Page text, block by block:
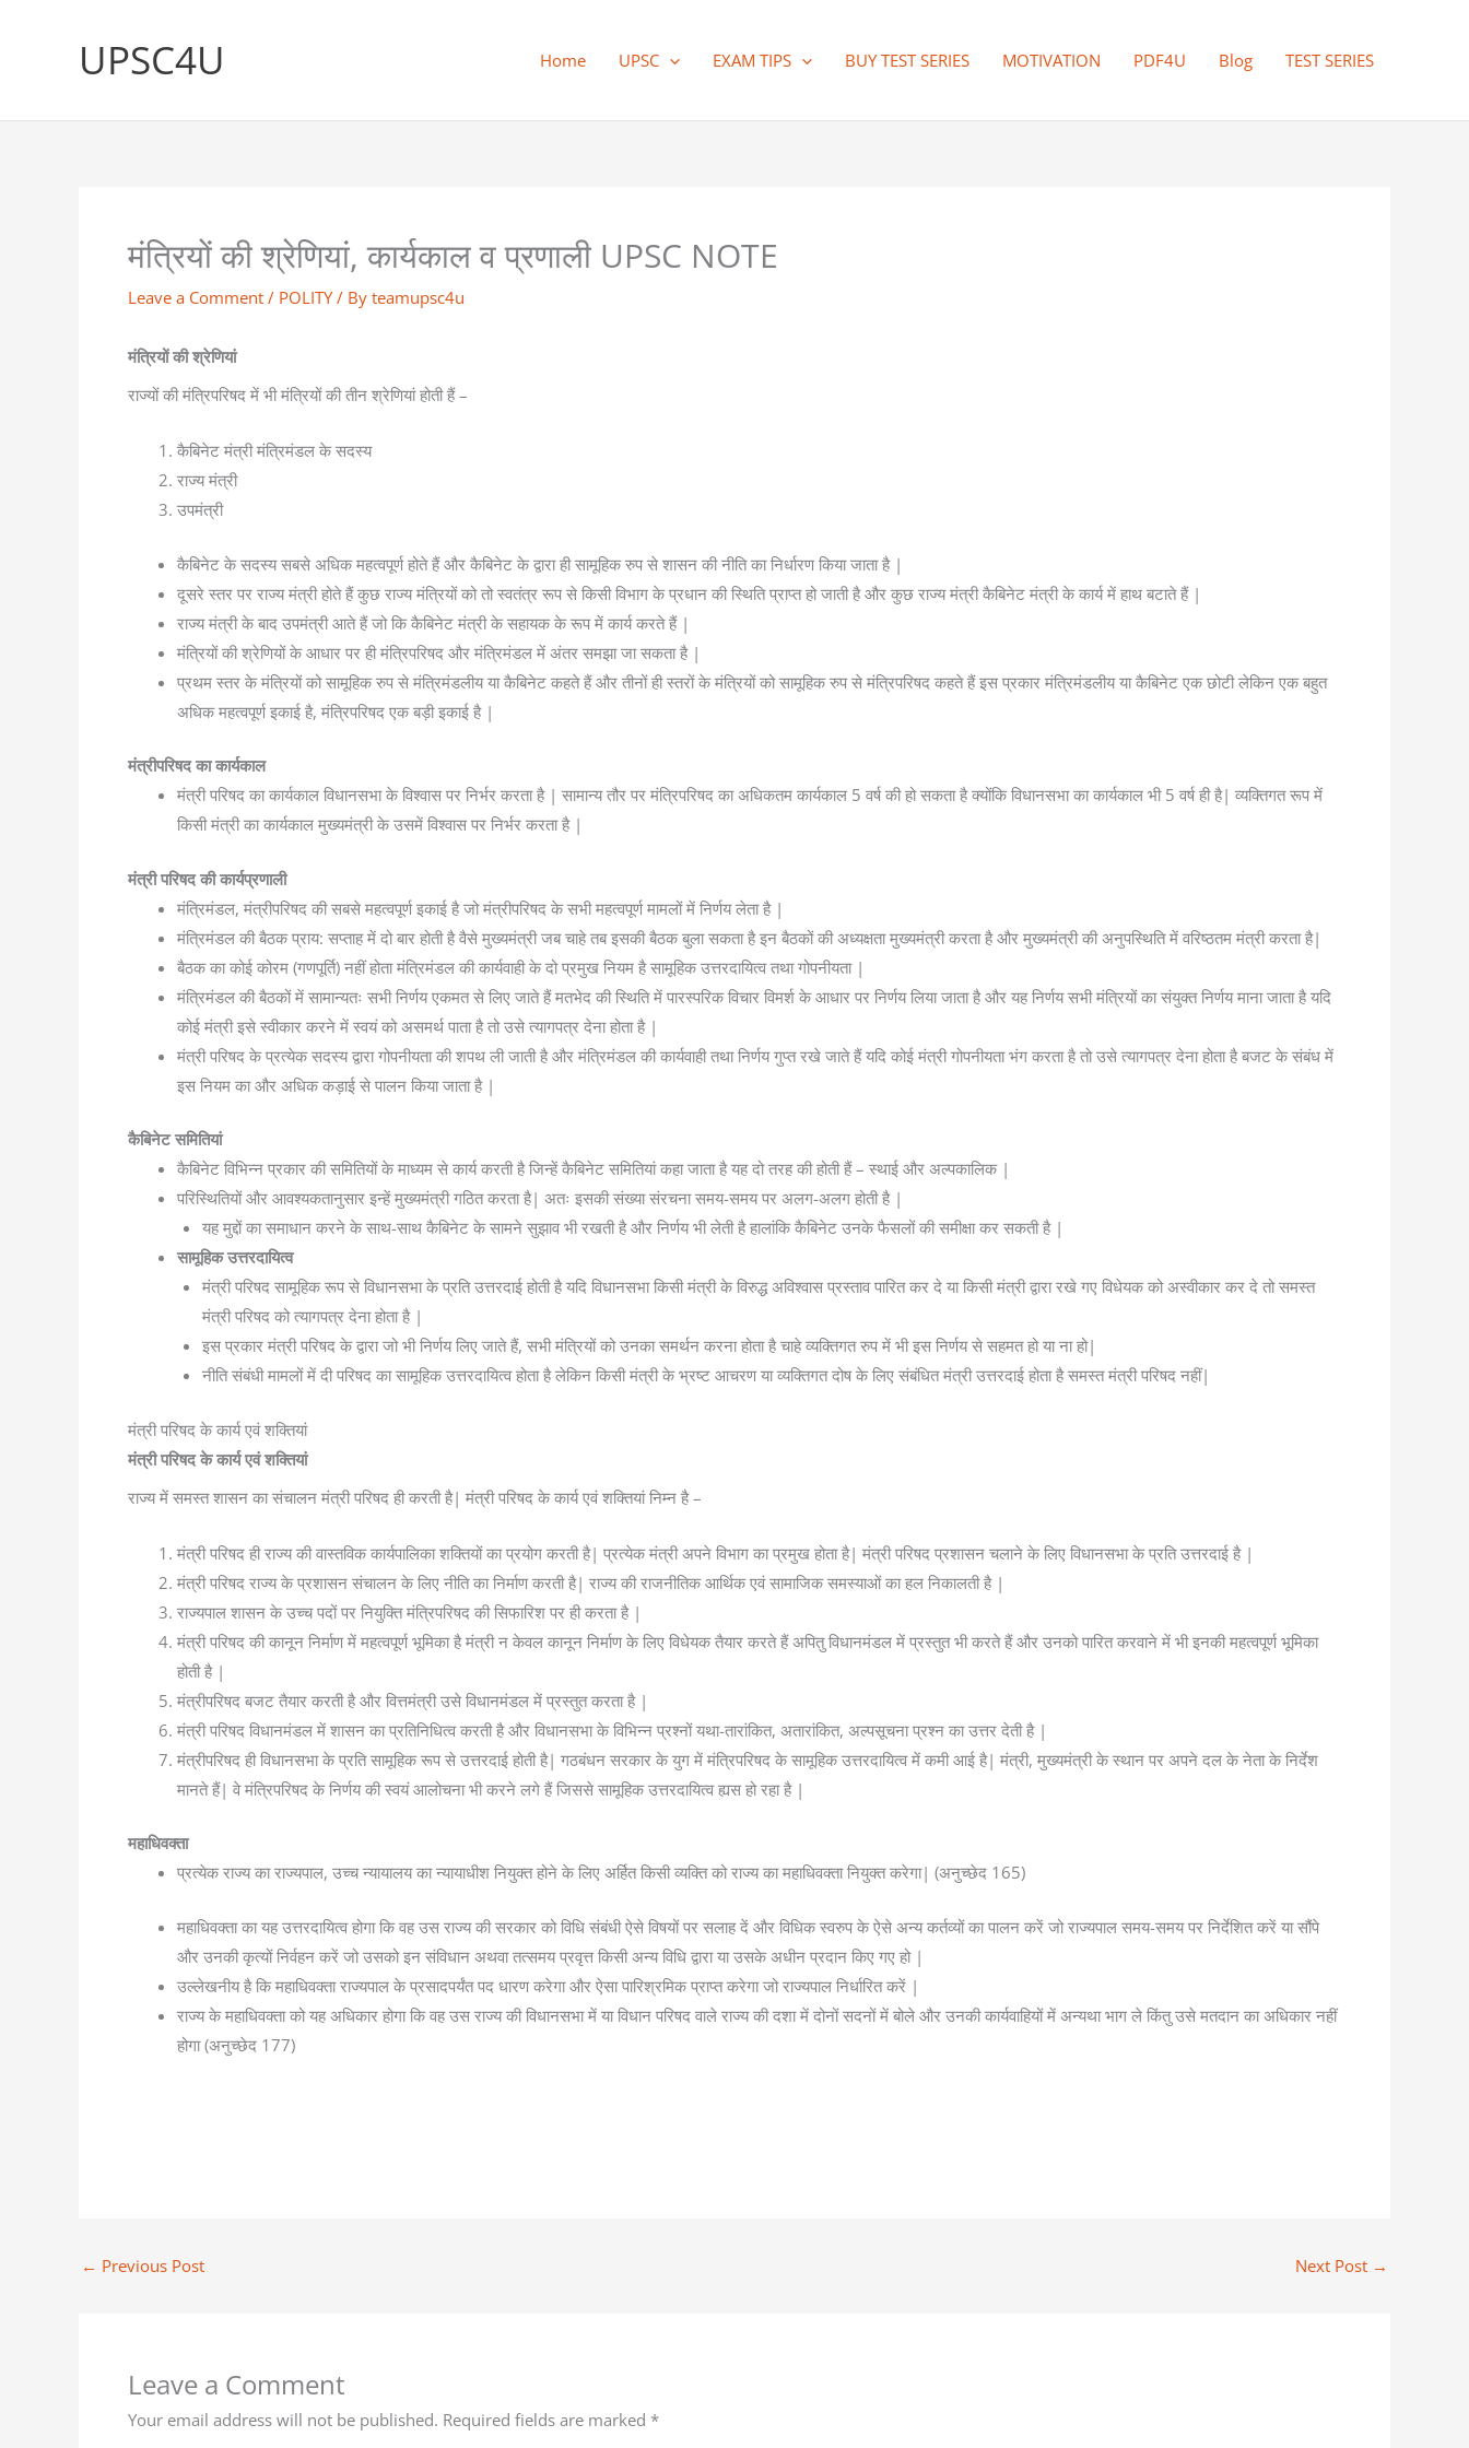
UPSC4U Home UPSC EXAM TIPS BUY TEST SERIES MOTIVATION PDF4U Blog TEST SERIES
मंत्रियों की श्रेणियां, कार्यकाल व प्रणाली UPSC NOTE
Leave a Comment / POLITY/ By teamupsc4u
मंत्रियों की श्रेणियां
राज्यों की मंत्रिपरिषद में भी मंत्रियों की तीन श्रेणियां होती हैं –
कैबिनेट मंत्री मंत्रिमंडल के सदस्य
राज्य मंत्री
उपमंत्री
कैबिनेट के सदस्य सबसे अधिक महत्वपूर्ण होते हैं और कैबिनेट के द्वारा ही सामूहिक रुप से शासन की नीति का निर्धारण किया जाता है |
दूसरे स्तर पर राज्य मंत्री होते हैं कुछ राज्य मंत्रियों को तो स्वतंत्र रूप से किसी विभाग के प्रधान की स्थिति प्राप्त हो जाती है और कुछ राज्य मंत्री कैबिनेट मंत्री के कार्य में हाथ बटाते हैं |
राज्य मंत्री के बाद उपमंत्री आते हैं जो कि कैबिनेट मंत्री के सहायक के रूप में कार्य करते हैं |
मंत्रियों की श्रेणियों के आधार पर ही मंत्रिपरिषद और मंत्रिमंडल में अंतर समझा जा सकता है |
प्रथम स्तर के मंत्रियों को सामूहिक रुप से मंत्रिमंडलीय या कैबिनेट कहते हैं और तीनों ही स्तरों के मंत्रियों को सामूहिक रुप से मंत्रिपरिषद कहते हैं इस प्रकार मंत्रिमंडलीय या कैबिनेट एक छोटी लेकिन एक बहुत
अधिक महत्वपूर्ण इकाई है, मंत्रिपरिषद एक बड़ी इकाई है |
मंत्रीपरिषद का कार्यकाल
मंत्री परिषद का कार्यकाल विधानसभा के विश्वास पर निर्भर करता है | सामान्य तौर पर मंत्रिपरिषद का अधिकतम कार्यकाल 5 वर्ष की हो सकता है क्योंकि विधानसभा का कार्यकाल भी 5 वर्ष ही है| व्यक्तिगत रूप में
किसी मंत्री का कार्यकाल मुख्यमंत्री के उसमें विश्वास पर निर्भर करता है |
मंत्री परिषद की कार्यप्रणाली
मंत्रिमंडल, मंत्रीपरिषद की सबसे महत्वपूर्ण इकाई है जो मंत्रीपरिषद के सभी महत्वपूर्ण मामलों में निर्णय लेता है |
मंत्रिमंडल की बैठक प्राय: सप्ताह में दो बार होती है वैसे मुख्यमंत्री जब चाहे तब इसकी बैठक बुला सकता है इन बैठकों की अध्यक्षता मुख्यमंत्री करता है और मुख्यमंत्री की अनुपस्थिति में वरिष्ठतम मंत्री करता है|
बैठक का कोई कोरम (गणपूर्ति) नहीं होता मंत्रिमंडल की कार्यवाही के दो प्रमुख नियम है सामूहिक उत्तरदायित्व तथा गोपनीयता |
मंत्रिमंडल की बैठकों में सामान्यतः सभी निर्णय एकमत से लिए जाते हैं मतभेद की स्थिति में पारस्परिक विचार विमर्श के आधार पर निर्णय लिया जाता है और यह निर्णय सभी मंत्रियों का संयुक्त निर्णय माना जाता है यदि
कोई मंत्री इसे स्वीकार करने में स्वयं को असमर्थ पाता है तो उसे त्यागपत्र देना होता है |
मंत्री परिषद के प्रत्येक सदस्य द्वारा गोपनीयता की शपथ ली जाती है और मंत्रिमंडल की कार्यवाही तथा निर्णय गुप्त रखे जाते हैं यदि कोई मंत्री गोपनीयता भंग करता है तो उसे त्यागपत्र देना होता है बजट के संबंध में
इस नियम का और अधिक कड़ाई से पालन किया जाता है |
कैबिनेट समितियां
कैबिनेट विभिन्न प्रकार की समितियों के माध्यम से कार्य करती है जिन्हें कैबिनेट समितियां कहा जाता है यह दो तरह की होती हैं – स्थाई और अल्पकालिक |
परिस्थितियों और आवश्यकतानुसार इन्हें मुख्यमंत्री गठित करता है| अतः इसकी संख्या संरचना समय-समय पर अलग-अलग होती है |
यह मुद्दों का समाधान करने के साथ-साथ कैबिनेट के सामने सुझाव भी रखती है और निर्णय भी लेती है हालांकि कैबिनेट उनके फैसलों की समीक्षा कर सकती है |
सामूहिक उत्तरदायित्व
मंत्री परिषद सामूहिक रूप से विधानसभा के प्रति उत्तरदाई होती है यदि विधानसभा किसी मंत्री के विरुद्ध अविश्वास प्रस्ताव पारित कर दे या किसी मंत्री द्वारा रखे गए विधेयक को अस्वीकार कर दे तो समस्त
मंत्री परिषद को त्यागपत्र देना होता है |
इस प्रकार मंत्री परिषद के द्वारा जो भी निर्णय लिए जाते हैं, सभी मंत्रियों को उनका समर्थन करना होता है चाहे व्यक्तिगत रुप में भी इस निर्णय से सहमत हो या ना हो|
नीति संबंधी मामलों में दी परिषद का सामूहिक उत्तरदायित्व होता है लेकिन किसी मंत्री के भ्रष्ट आचरण या व्यक्तिगत दोष के लिए संबंधित मंत्री उत्तरदाई होता है समस्त मंत्री परिषद नहीं|
मंत्री परिषद के कार्य एवं शक्तियां
मंत्री परिषद के कार्य एवं शक्तियां
राज्य में समस्त शासन का संचालन मंत्री परिषद ही करती है| मंत्री परिषद के कार्य एवं शक्तियां निम्न है –
मंत्री परिषद ही राज्य की वास्तविक कार्यपालिका शक्तियों का प्रयोग करती है| प्रत्येक मंत्री अपने विभाग का प्रमुख होता है| मंत्री परिषद प्रशासन चलाने के लिए विधानसभा के प्रति उत्तरदाई है |
मंत्री परिषद राज्य के प्रशासन संचालन के लिए नीति का निर्माण करती है| राज्य की राजनीतिक आर्थिक एवं सामाजिक समस्याओं का हल निकालती है |
राज्यपाल शासन के उच्च पदों पर नियुक्ति मंत्रिपरिषद की सिफारिश पर ही करता है |
मंत्री परिषद की कानून निर्माण में महत्वपूर्ण भूमिका है मंत्री न केवल कानून निर्माण के लिए विधेयक तैयार करते हैं अपितु विधानमंडल में प्रस्तुत भी करते हैं और उनको पारित करवाने में भी इनकी महत्वपूर्ण भूमिका
होती है |
मंत्रीपरिषद बजट तैयार करती है और वित्तमंत्री उसे विधानमंडल में प्रस्तुत करता है |
मंत्री परिषद विधानमंडल में शासन का प्रतिनिधित्व करती है और विधानसभा के विभिन्न प्रश्नों यथा-तारांकित, अतारांकित, अल्पसूचना प्रश्न का उत्तर देती है |
मंत्रीपरिषद ही विधानसभा के प्रति सामूहिक रूप से उत्तरदाई होती है| गठबंधन सरकार के युग में मंत्रिपरिषद के सामूहिक उत्तरदायित्व में कमी आई है| मंत्री, मुख्यमंत्री के स्थान पर अपने दल के नेता के निर्देश
मानते हैं| वे मंत्रिपरिषद के निर्णय की स्वयं आलोचना भी करने लगे हैं जिससे सामूहिक उत्तरदायित्व ह्यस हो रहा है |
महाधिवक्ता
प्रत्येक राज्य का राज्यपाल, उच्च न्यायालय का न्यायाधीश नियुक्त होने के लिए अर्हित किसी व्यक्ति को राज्य का महाधिवक्ता नियुक्त करेगा| (अनुच्छेद 165)
महाधिवक्ता का यह उत्तरदायित्व होगा कि वह उस राज्य की सरकार को विधि संबंधी ऐसे विषयों पर सलाह दें और विधिक स्वरुप के ऐसे अन्य कर्तव्यों का पालन करें जो राज्यपाल समय-समय पर निर्देशित करें या सौंपे
और उनकी कृत्यों निर्वहन करें जो उसको इन संविधान अथवा तत्समय प्रवृत्त किसी अन्य विधि द्वारा या उसके अधीन प्रदान किए गए हो |
उल्लेखनीय है कि महाधिवक्ता राज्यपाल के प्रसादपर्यंत पद धारण करेगा और ऐसा पारिश्रमिक प्राप्त करेगा जो राज्यपाल निर्धारित करें |
राज्य के महाधिवक्ता को यह अधिकार होगा कि वह उस राज्य की विधानसभा में या विधान परिषद वाले राज्य की दशा में दोनों सदनों में बोले और उनकी कार्यवाहियों में अन्यथा भाग ले किंतु उसे मतदान का अधिकार नहीं
होगा (अनुच्छेद 177)
← Previous Post Next Post →
Leave a Comment
Your email address will not be published. Required fields are marked *